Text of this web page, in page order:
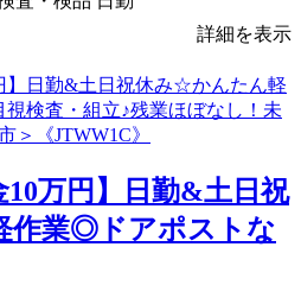
詳細を表示
10万円】日勤&土日祝
作業◎ドアポストな